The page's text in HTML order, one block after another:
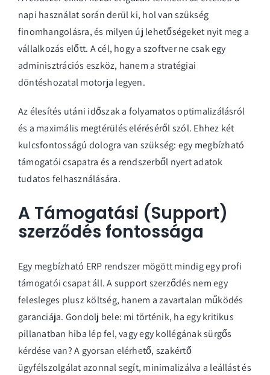
napi használat során derül ki, hol van szükség
finomhangolásra, és milyen új lehetőségeket nyit meg a
vállalkozás előtt. A cél, hogy a szoftver ne csak egy
adminisztrációs eszköz, hanem a stratégiai
döntéshozatal motorja legyen.
Az élesítés utáni időszak a folyamatos optimalizálásról
és a maximális megtérülés eléréséről szól. Ehhez két
kulcsfontosságú dologra van szükség: egy megbízható
támogatói csapatra és a rendszerből nyert adatok
tudatos felhasználására.
A Támogatási (Support)
szerződés fontossága
Egy megbízható ERP rendszer mögött mindig egy profi
támogatói csapat áll. A support szerződés nem egy
felesleges plusz költség, hanem a zavartalan működés
garanciája. Gondolj bele: mi történik, ha egy kritikus
pillanatban hiba lép fel, vagy egy kollégának sürgős
kérdése van? A gyorsan elérhető, szakértő
ügyfélszolgálat azonnal segít, minimalizálva a leállást és